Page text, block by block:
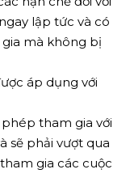
lập tức và có
mà không bị
áp dụng với
tham gia với
sẽ phải vượt qua
gia các cuộc